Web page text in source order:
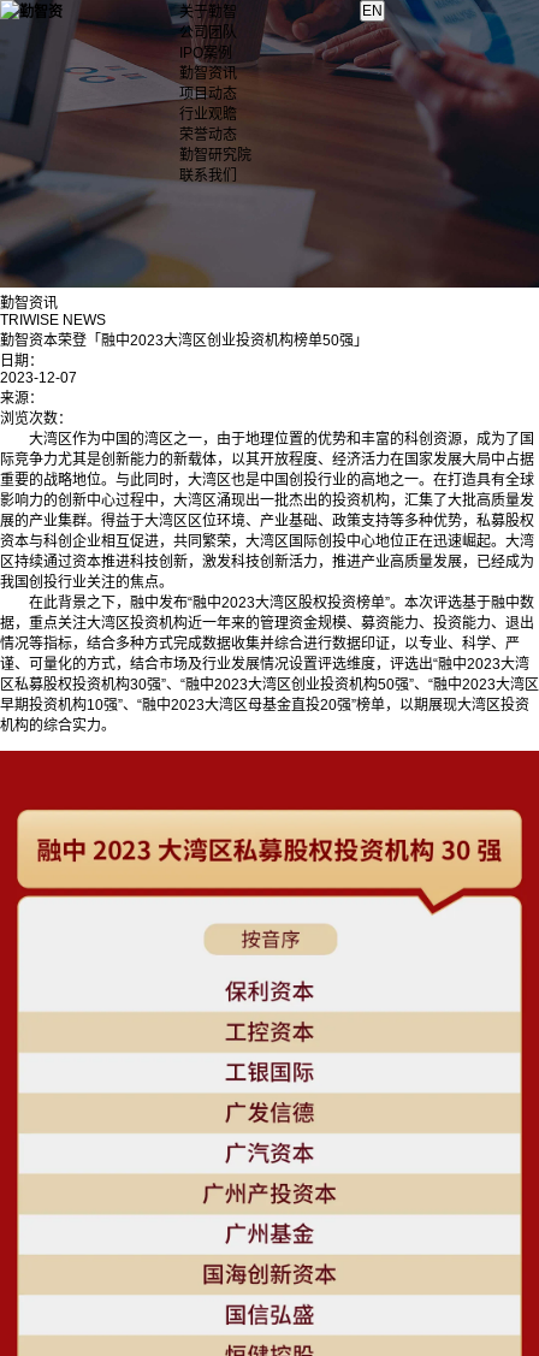
关于勤智
公司团队
IPO案例
勤智资讯
项目动态
行业观瞻
荣誉动态
勤智研究院
联系我们
勤智资讯
TRIWISE NEWS
勤智资本荣登「融中2023大湾区创业投资机构榜单50强」
日期：
2023-12-07
来源：
浏览次数：
大湾区作为中国的湾区之一，由于地理位置的优势和丰富的科创资源，成为了国
际竞争力尤其是创新能力的新载体，以其开放程度、经济活力在国家发展大局中占据
重要的战略地位。与此同时，大湾区也是中国创投行业的高地之一。在打造具有全球
影响力的创新中心过程中，大湾区涌现出一批杰出的投资机构，汇集了大批高质量发
展的产业集群。得益于大湾区区位环境、产业基础、政策支持等多种优势，私募股权
资本与科创企业相互促进，共同繁荣，大湾区国际创投中心地位正在迅速崛起。大湾
区持续通过资本推进科技创新，激发科技创新活力，推进产业高质量发展，已经成为
我国创投行业关注的焦点。
在此背景之下，融中发布“融中2023大湾区股权投资榜单”。本次评选基于融中数
据，重点关注大湾区投资机构近一年来的管理资金规模、募资能力、投资能力、退出
情况等指标，结合多种方式完成数据收集并综合进行数据印证，以专业、科学、严
谨、可量化的方式，结合市场及行业发展情况设置评选维度，评选出“融中2023大湾
区私募股权投资机构30强”、“融中2023大湾区创业投资机构50强”、“融中2023大湾区
早期投资机构10强”、“融中2023大湾区母基金直投20强”榜单，以期展现大湾区投资
机构的综合实力。